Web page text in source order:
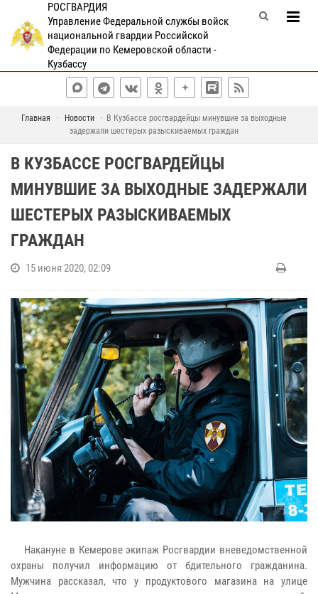
РОСГВАРДИЯ
Управление Федеральной службы войск
национальной гвардии Российской
Федерации по Кемеровской области -
Кузбассу
Главная Новости
В Кузбассе росгвардейцы минувшие за выходные
задержали шестерых разыскиваемых граждан
В КУЗБАССЕ РОСГВАРДЕЙЦЫ
МИНУВШИЕ ЗА ВЫХОДНЫЕ ЗАДЕРЖАЛИ
ШЕСТЕРЫХ РАЗЫСКИВАЕМЫХ
ГРАЖДАН
15 июня 2020, 02:09
Накануне в Кемерове экипаж Росгвардии вневедомственной
охраны получил информацию от бдительного гражданина.
Мужчина рассказал, что у продуктового магазина на улице